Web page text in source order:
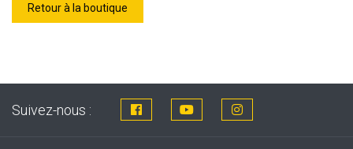
Retour à la boutique
Suivez-nous :